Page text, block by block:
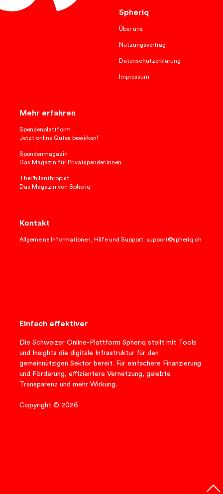
Spheriq
Über uns
Nutzungsvertrag
Datenschutzerklärung
Impressum
Mehr erfahren
Spendenplattform
Jetzt online Gutes bewirken!
Spendenmagazin
Das Magazin für Privatspender:innen
ThePhilanthropist
Das Magazin von Spheriq
Kontakt
Allgemeine Informationen, Hilfe und Support: support@spheriq.ch
Einfach effektiver
Die Schweizer Online-Plattform Spheriq stellt mit Tools
und Insights die digitale Infrastruktur für den
gemeinnützigen Sektor bereit. Für einfachere Finanzierung
und Förderung, effizientere Vernetzung, gelebte
Transparenz und mehr Wirkung.
Copyright © 2026